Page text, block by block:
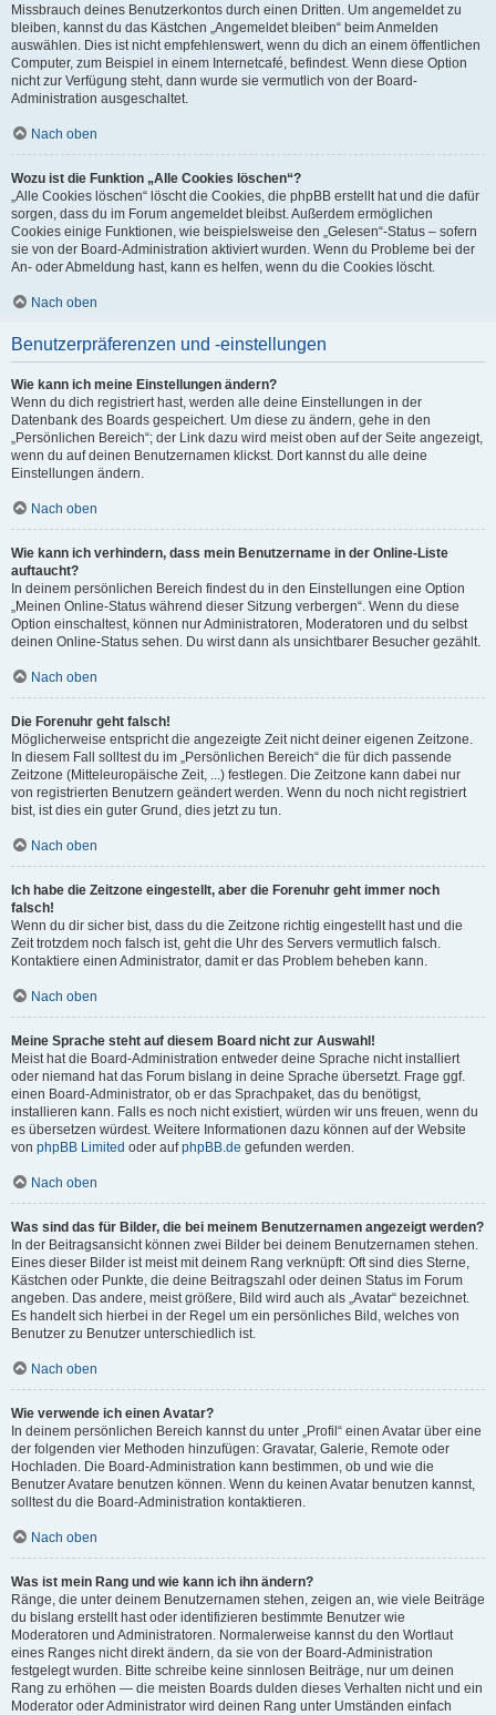
Missbrauch deines Benutzerkontos durch einen Dritten. Um angemeldet zu
bleiben, kannst du das Kästchen „Angemeldet bleiben“ beim Anmelden
auswählen. Dies ist nicht empfehlenswert, wenn du dich an einem öffentlichen
Computer, zum Beispiel in einem Internetcafé, befindest. Wenn diese Option
nicht zur Verfügung steht, dann wurde sie vermutlich von der Board-
Administration ausgeschaltet.
Nach oben
Wozu ist die Funktion „Alle Cookies löschen“?
„Alle Cookies löschen“ löscht die Cookies, die phpBB erstellt hat und die dafür
sorgen, dass du im Forum angemeldet bleibst. Außerdem ermöglichen
Cookies einige Funktionen, wie beispielsweise den „Gelesen“-Status – sofern
sie von der Board-Administration aktiviert wurden. Wenn du Probleme bei der
An- oder Abmeldung hast, kann es helfen, wenn du die Cookies löscht.
Nach oben
Benutzerpräferenzen und -einstellungen
Wie kann ich meine Einstellungen ändern?
Wenn du dich registriert hast, werden alle deine Einstellungen in der
Datenbank des Boards gespeichert. Um diese zu ändern, gehe in den
„Persönlichen Bereich“; der Link dazu wird meist oben auf der Seite angezeigt,
wenn du auf deinen Benutzernamen klickst. Dort kannst du alle deine
Einstellungen ändern.
Nach oben
Wie kann ich verhindern, dass mein Benutzername in der Online-Liste
auftaucht?
In deinem persönlichen Bereich findest du in den Einstellungen eine Option
„Meinen Online-Status während dieser Sitzung verbergen“. Wenn du diese
Option einschaltest, können nur Administratoren, Moderatoren und du selbst
deinen Online-Status sehen. Du wirst dann als unsichtbarer Besucher gezählt.
Nach oben
Die Forenuhr geht falsch!
Möglicherweise entspricht die angezeigte Zeit nicht deiner eigenen Zeitzone.
In diesem Fall solltest du im „Persönlichen Bereich“ die für dich passende
Zeitzone (Mitteleuropäische Zeit, ...) festlegen. Die Zeitzone kann dabei nur
von registrierten Benutzern geändert werden. Wenn du noch nicht registriert
bist, ist dies ein guter Grund, dies jetzt zu tun.
Nach oben
Ich habe die Zeitzone eingestellt, aber die Forenuhr geht immer noch
falsch!
Wenn du dir sicher bist, dass du die Zeitzone richtig eingestellt hast und die
Zeit trotzdem noch falsch ist, geht die Uhr des Servers vermutlich falsch.
Kontaktiere einen Administrator, damit er das Problem beheben kann.
Nach oben
Meine Sprache steht auf diesem Board nicht zur Auswahl!
Meist hat die Board-Administration entweder deine Sprache nicht installiert
oder niemand hat das Forum bislang in deine Sprache übersetzt. Frage ggf.
einen Board-Administrator, ob er das Sprachpaket, das du benötigst,
installieren kann. Falls es noch nicht existiert, würden wir uns freuen, wenn du
es übersetzen würdest. Weitere Informationen dazu können auf der Website
von phpBB Limited oder aufphpBB.de gefunden werden.
Nach oben
Was sind das für Bilder, die bei meinem Benutzernamen angezeigt werden?
In der Beitragsansicht können zwei Bilder bei deinem Benutzernamen stehen.
Eines dieser Bilder ist meist mit deinem Rang verknüpft: Oft sind dies Sterne,
Kästchen oder Punkte, die deine Beitragszahl oder deinen Status im Forum
angeben. Das andere, meist größere, Bild wird auch als „Avatar“ bezeichnet.
Es handelt sich hierbei in der Regel um ein persönliches Bild, welches von
Benutzer zu Benutzer unterschiedlich ist.
Nach oben
Wie verwende ich einen Avatar?
In deinem persönlichen Bereich kannst du unter „Profil“ einen Avatar über eine
der folgenden vier Methoden hinzufügen: Gravatar, Galerie, Remote oder
Hochladen. Die Board-Administration kann bestimmen, ob und wie die
Benutzer Avatare benutzen können. Wenn du keinen Avatar benutzen kannst,
solltest du die Board-Administration kontaktieren.
Nach oben
Was ist mein Rang und wie kann ich ihn ändern?
Ränge, die unter deinem Benutzernamen stehen, zeigen an, wie viele Beiträge
du bislang erstellt hast oder identifizieren bestimmte Benutzer wie
Moderatoren und Administratoren. Normalerweise kannst du den Wortlaut
eines Ranges nicht direkt ändern, da sie von der Board-Administration
festgelegt wurden. Bitte schreibe keine sinnlosen Beiträge, nur um deinen
Rang zu erhöhen — die meisten Boards dulden dieses Verhalten nicht und ein
Moderator oder Administrator wird deinen Rang unter Umständen einfach